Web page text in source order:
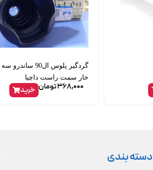
گردگیر پلوس ال90 ساندرو سه
خار سمت راست داچیا
368,000تومان خرید
دسته بندی